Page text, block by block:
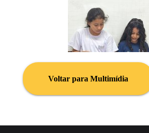
Voltar para Multimídia